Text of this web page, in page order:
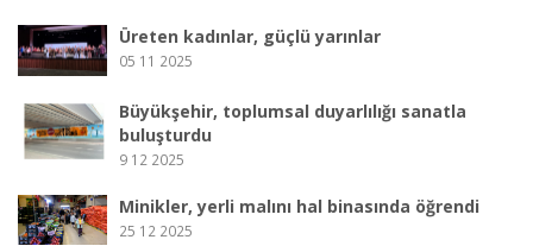
Üreten kadınlar, güçlü yarınlar
05 11 2025
Büyükşehir, toplumsal duyarlılığı sanatla
buluşturdu
9 12 2025
Minikler, yerli malını hal binasında öğrendi
25 12 2025